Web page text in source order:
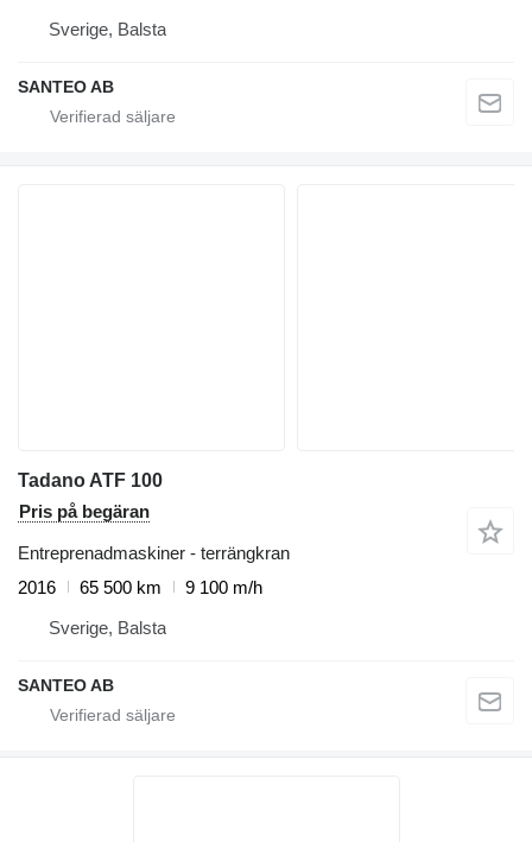
Sverige, Balsta
SANTEO AB
Tadano ATF 100
Pris på begäran
Entreprenadmaskiner - terrängkran
2016
65 500 km
9 100 m/h
Sverige, Balsta
SANTEO AB